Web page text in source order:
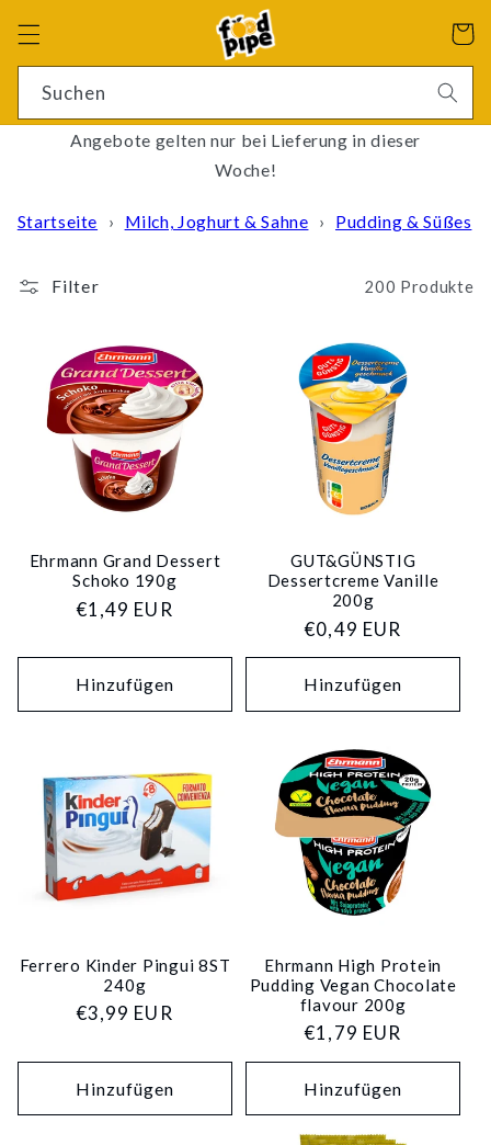
zum
Inhalt
Suchen
4 Ergebnisse
Angebote gelten nur bei Lieferung in dieser
Woche!
Startseite › Milch, Joghurt & Sahne › Pudding & Süßes
Filter 200 Produkte
Ehrmann Grand Dessert
Schoko 190g
Normaler
€1,49 EUR
Hinzufügen
GUT&GÜNSTIG
Dessertcreme Vanille
200g
Normaler
Preis
€0,49 EUR
Hinzufügen
Ferrero Kinder Pingui 8ST
240g
Normaler
€3,99 EUR
Hinzufügen
Ehrmann High Protein
Pudding Vegan Chocolate
flavour 200g
Normaler
Preis
€1,79 EUR
Hinzufügen